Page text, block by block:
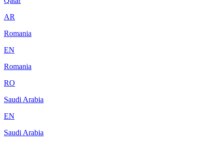
AR
Romania
EN
Romania
RO
Saudi Arabia
EN
Saudi Arabia